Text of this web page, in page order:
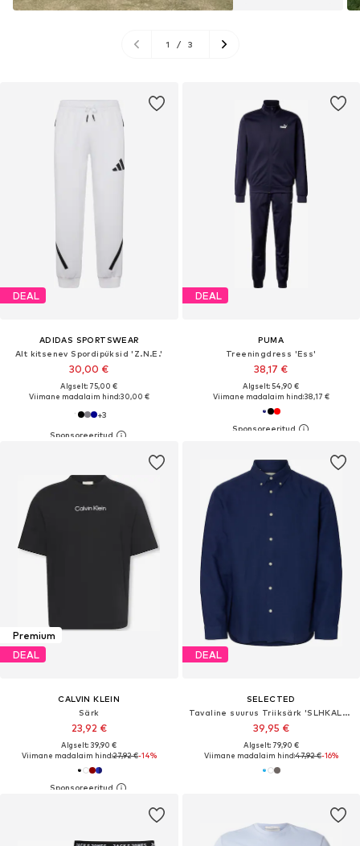
1 / 3
DEAL
ADIDAS SPORTSWEAR
Alt kitsenev Spordipüksid 'Z.N.E.'
30,00 €
Algselt: 75,00 €
Viimane madalaim hind:30,00 €
+3
DEAL
PUMA
Treeningdress 'Ess'
38,17 €
Algselt: 54,90 €
Viimane madalaim hind:38,17 €
Premium
DEAL
CALVIN KLEIN
Särk
23,92 €
Algselt: 39,90 €
Viimane madalaim hind:27,92 €-14%
DEAL
SELECTED
Tavaline suurus Triiksärk 'SLHKALLE'
39,95 €
Algselt: 79,90 €
Viimane madalaim hind:47,92 €-16%